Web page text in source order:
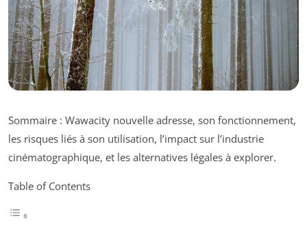
Sommaire : Wawacity nouvelle adresse, son fonctionnement,
les risques liés à son utilisation, l’impact sur l’industrie
cinématographique, et les alternatives légales à explorer.
Table of Contents